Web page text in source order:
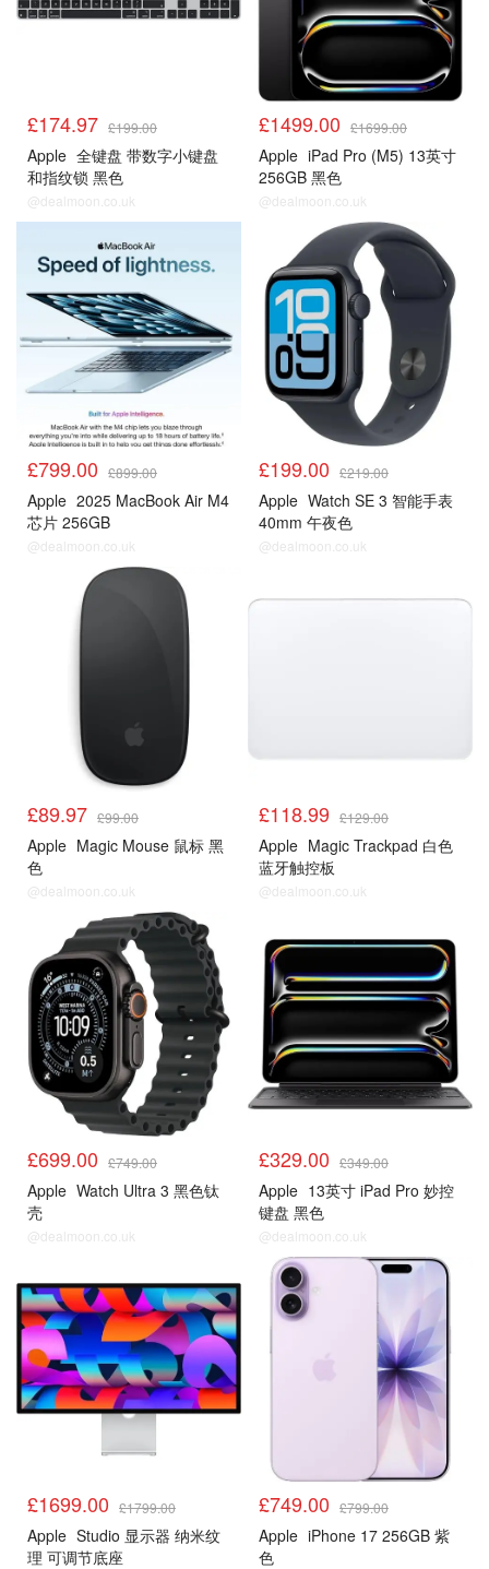
£174.97 £199.00
Apple 全键盘 带数字小键盘
和指纹锁 黑色
@dealmoon.co.uk
£1499.00 £1699.00
Apple iPad Pro (M5) 13英寸
256GB 黑色
@dealmoon.co.uk
£799.00 £899.00
Apple 2025 MacBook Air M4
芯片 256GB
@dealmoon.co.uk
£199.00 £219.00
Apple Watch SE 3 智能手表
40mm 午夜色
@dealmoon.co.uk
£89.97 £99.00
Apple Magic Mouse 鼠标 黑
色
@dealmoon.co.uk
£118.99 £129.00
Apple Magic Trackpad 白色
蓝牙触控板
@dealmoon.co.uk
£699.00 £749.00
Apple Watch Ultra 3 黑色钛
壳
@dealmoon.co.uk
£329.00 £349.00
Apple 13英寸 iPad Pro 妙控
键盘 黑色
@dealmoon.co.uk
£1699.00 £1799.00
Apple Studio 显示器 纳米纹
理 可调节底座
£749.00 £799.00
Apple iPhone 17 256GB 紫
色